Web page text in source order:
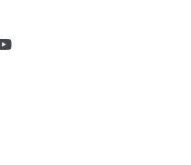
YouTube